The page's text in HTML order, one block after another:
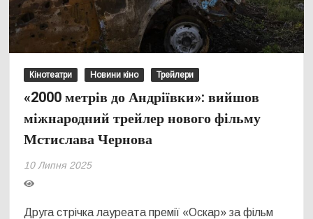
Кінотеатри Новини кіно Трейлери
«2000 метрів до Андріївки»: вийшов
міжнародний трейлер нового фільму
Мстислава Чернова
10 Липня 2025
Друга стрічка лауреата премії «Оскар» за фільм